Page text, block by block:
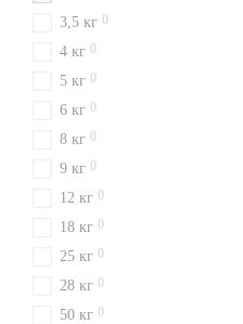
3,5 кг 0
4 кг 0
5 кг 0
6 кг 0
8 кг 0
9 кг 0
12 кг 0
18 кг 0
25 кг 0
28 кг 0
50 кг 0